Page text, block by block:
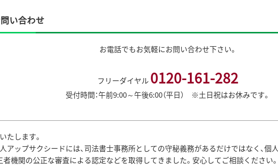
証明に関する書類作成業務
業務
するために、お客さまの特定の機微な個人情報が含まれる場合は、十分認識して慎重に取り
令に定める場合を除き、個人情報を事前に本人の同意を得ることなく第三者に提供しません。
・訂正・利用停止・消去
人が個人情報について、開示・訂正・利用停止・消去などを求める権利を有していることを認
い合わせ
お電話でもお気軽にお問い合わせ下さい。
フリーダイヤル 0120-161-282
受付時間：午前9:00～午後6:00（平日） ※土日祝はお休みです。
たします。
アップサクシードには、司法書士事務所としての守秘義務があるだけではなく、個
者機関の公正な審査による認定などを取得してきました。安心してご相談ください。